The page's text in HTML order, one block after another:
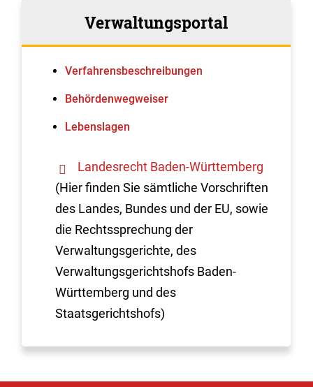
Verwaltungsportal
Verfahrens­beschreibungen
Behördenwegweiser
Lebenslagen
Landesrecht Baden-Württemberg
(Hier finden Sie sämtliche Vorschriften
des Landes, Bundes und der EU, sowie
die Rechtssprechung der
Verwaltungsgerichte, des
Verwaltungsgerichtshofs Baden-
Württemberg und des
Staatsgerichtshofs)